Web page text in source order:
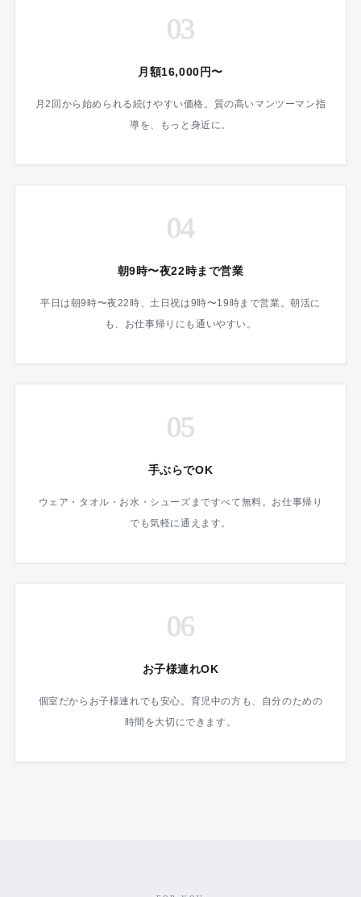
03
月額16,000円〜
月2回から始められる続けやすい価格。質の高いマンツーマン指
導を、もっと身近に。
04
朝9時〜夜22時まで営業
平日は朝9時〜夜22時、土日祝は9時〜19時まで営業。朝活に
も、お仕事帰りにも通いやすい。
05
手ぶらでOK
ウェア・タオル・お水・シューズまですべて無料。お仕事帰り
でも気軽に通えます。
06
お子様連れOK
個室だからお子様連れでも安心。育児中の方も、自分のための
時間を大切にできます。